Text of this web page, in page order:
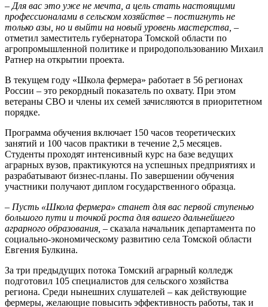
– Для вас это уже не мечта, а цель стать настоящими
профессионалами в сельском хозяйстве – постигнуть не
только азы, но и выйти на новый уровень мастерства, –
отметил заместитель губернатора Томской области по
агропромышленной политике и природопользованию Михаил
Ратнер на открытии проекта.
В текущем году «Школа фермера» работает в 56 регионах
России – это рекордный показатель по охвату. При этом
ветераны СВО и члены их семей зачисляются в приоритетном
порядке.
Программа обучения включает 150 часов теоретических
занятий и 100 часов практики в течение 2,5 месяцев.
Студенты проходят интенсивный курс на базе ведущих
аграрных вузов, практикуются на успешных предприятиях и
разрабатывают бизнес-планы. По завершении обучения
участники получают диплом государственного образца.
– Пусть «Школа фермера» станет для вас первой ступенью
большого пути и точкой роста для вашего дальнейшего
аграрного образования, – сказала начальник департамента по
социально-экономическому развитию села Томской области
Евгения Булкина.
За три предыдущих потока Томский аграрный колледж
подготовил 105 специалистов для сельского хозяйства
региона. Среди нынешних слушателей – как действующие
фермеры, желающие повысить эффективность работы, так и